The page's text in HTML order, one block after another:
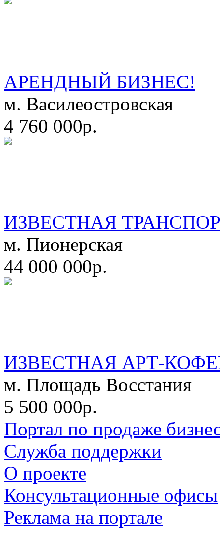
АРЕНДНЫЙ БИЗНЕС!
м. Василеостровская
4 760 000р.
ИЗВЕСТНАЯ
м. Пионерская
44 000 000р.
ИЗВЕСТНАЯ АРТ-
м. Площадь Восстания
5 500 000р.
Портал по продаже
Служба поддержки
О проекте
Консультационные офисы
Реклама на портале